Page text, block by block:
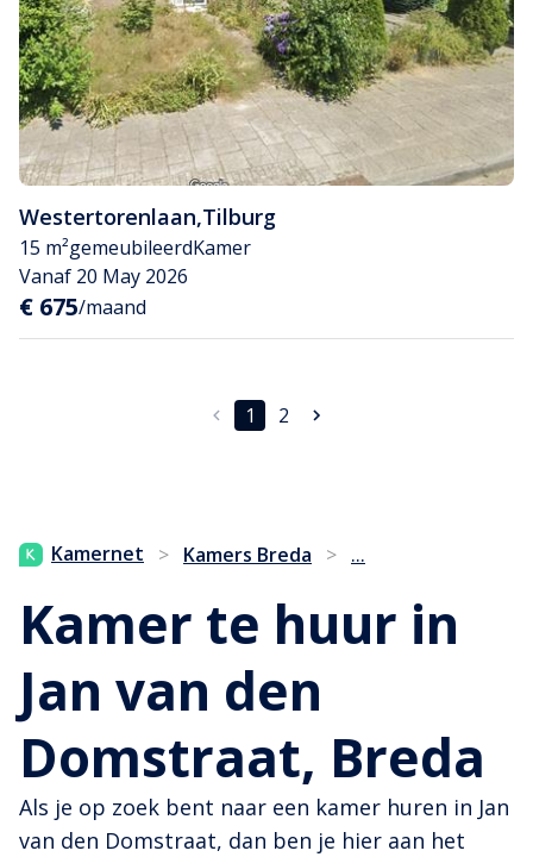
Westertorenlaan,Tilburg
15 m²gemeubileerdKamer
Vanaf 20 May 2026
€ 675/maand
1 2
Kamernet > Kamers Breda > ...
Kamer te huur in
Jan van den
Domstraat, Breda
Als je op zoek bent naar een kamer huren in Jan
van den Domstraat, dan ben je hier aan het